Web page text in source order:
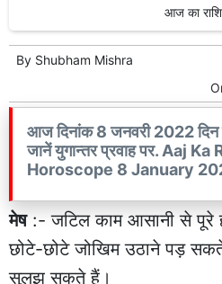
आज का
By Shubham Mishra
आज दिनांक 8 जनवरी 2022 दिन
जानें युगान्तर प्रवाह पर. Aaj
Horoscope 8 January
मेष:- जटिल काम आसानी से पूरे
छोटे-छोटे जोखिम उठाने पड़
सुलझ सकते हैं।